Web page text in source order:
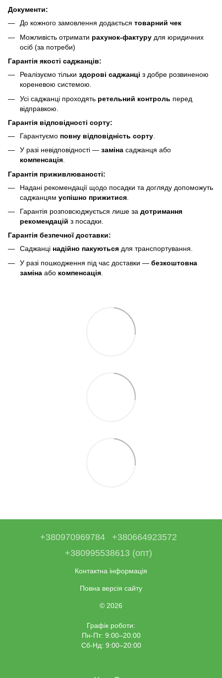
Документи:
До кожного замовлення додається товарний чек
Можливість отримати рахунок-фактуру для юридичних
осіб (за потреби)
Гарантія якості саджанців:
Реалізуємо тільки здорові саджанці з добре розвиненою
кореневою системою.
Усі саджанці проходять ретельний контроль перед
відправкою.
Гарантія відповідності сорту:
Гарантуємо повну відповідність сорту
У разі невідповідності — заміна саджанця або
компенсація.
Гарантія приживлюваності:
Надані рекомендації щодо посадки та догляду допоможуть
саджанцям успішно прижитися
Гарантія розповсюджується лише за дотримання
рекомендацій з посадки.
Гарантія безпечної доставки:
Саджанці надійно пакуються для транспортування.
У разі пошкодження під час доставки — безкоштовна
заміна або компенсація
+380970969784
+380664923572
+380995538613 (опт)
Контактна інформація
Повна версія сайту
© 2026
Графік роботи:
Пн-Пт: 9:00–20:00
Сб-Нд: 9:00–20:00